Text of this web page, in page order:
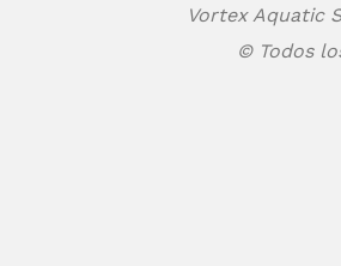
Vortex Aquatic
© Todos